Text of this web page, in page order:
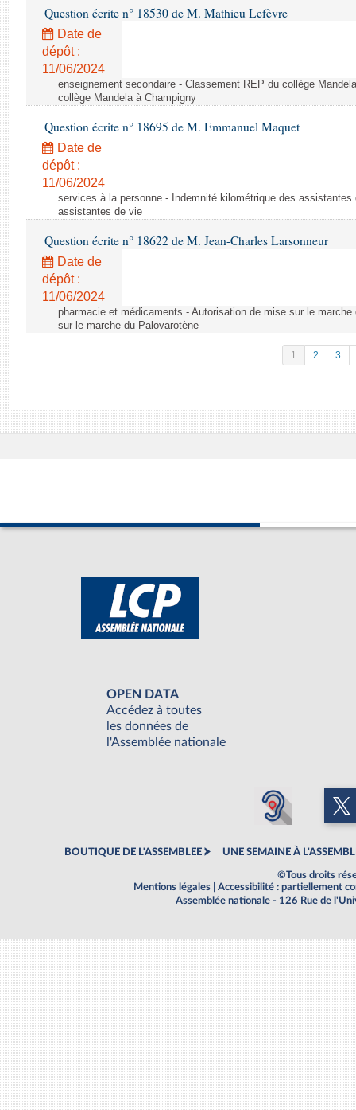
Question écrite n° 18530 de M. Mathieu Lefèvre
Date de
dépôt :
11/06/2024
enseignement secondaire - Classement REP du collège
collège Mandela à Champigny
Question écrite n° 18695 de M. Emmanuel Maquet
Date de
dépôt :
11/06/2024
services à la personne - Indemnité kilométrique des
assistantes de vie
Question écrite n° 18622 de M. Jean-Charles Larsonneur
Date de
dépôt :
11/06/2024
pharmacie et médicaments - Autorisation de mise sur le
sur le marche du Palovarotène
1 2 3
OPEN DATA
Accédez à toutes
les données de
l'Assemblée nationale
BOUTIQUE DE L'ASSEMBLEE UNE SEMAINE À
©Tous droits
Mentions légales
Accessibilité : partiellement
Assemblée nationale - 126 Rue de